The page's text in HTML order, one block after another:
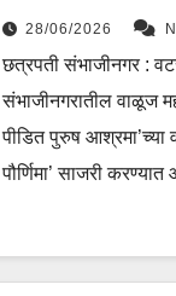
28/06/2026
छत्रपती संभाजीनगर :
संभाजीनगरातील वाळूज
पीडित पुरुष आश्रमा’च्या
पौर्णिमा’ साजरी